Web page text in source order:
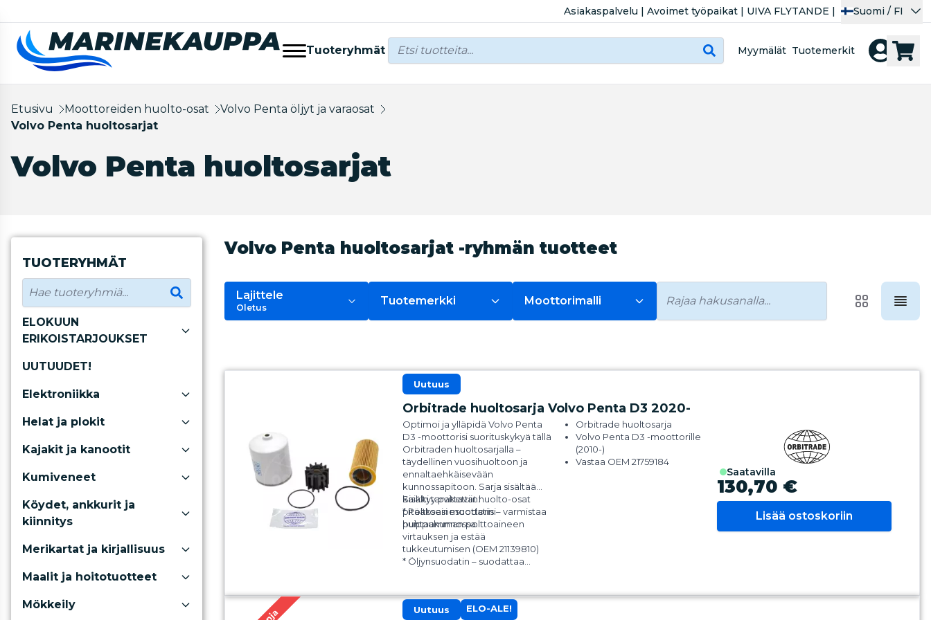
Asiakaspalvelu | Avoimet työpaikat | UIVA FLYTANDE | Suomi / FI
Tuoteryhmät Myymälät Tuotemerkit
Etusivu Moottoreiden huolto-osat
Volvo Penta öljyt ja varaosat
Volvo Penta huoltosarjat
Volvo Penta huoltosarjat
TUOTERYHMÄT
ELOKUUN
ERIKOISTARJOUKSET
UUTUUDET!
Elektroniikka
Helat ja plokit
Kajakit ja kanootit
Kumiveneet
Köydet, ankkurit ja
kiinnitys
Merikartat ja kirjallisuus
Maalit ja hoitotuotteet
Mökkeily
Volvo Penta huoltosarjat -ryhmän tuotteet
Lajittele
Oletus
Tuotemerkki Moottorimalli
uutuus
Orbitrade huoltosarja Volvo Penta D3 2020-
Optimoi ja ylläpidä Volvo Penta
D3 -moottorisi suorituskykyä tällä
Orbitraden huoltosarjalla –
täydellinen vuosihuoltoon ja
ennaltaehkäisevään
kunnossapitoon. Sarja sisältää
kaikki tarvittavat huolto-osat
pitääksesi moottorisi
huippukunnossa.
Sisältyy pakettiin:
* Polttoainesuodatin – varmistaa
puhtaamman polttoaineen
virtauksen ja estää
tukkeutumisen (OEM 21139810)
* Öljynsuodatin – suodattaa
käyttöiän saavuttamiseksi (OEM
30788490)
Orbitrade huoltosarja
Volvo Penta D3 -moottorille
(2010-)
Vastaa OEM 21759184
saatavilla
130,70 €
Lisää ostoskoriin
uutuus ELO-ALE!